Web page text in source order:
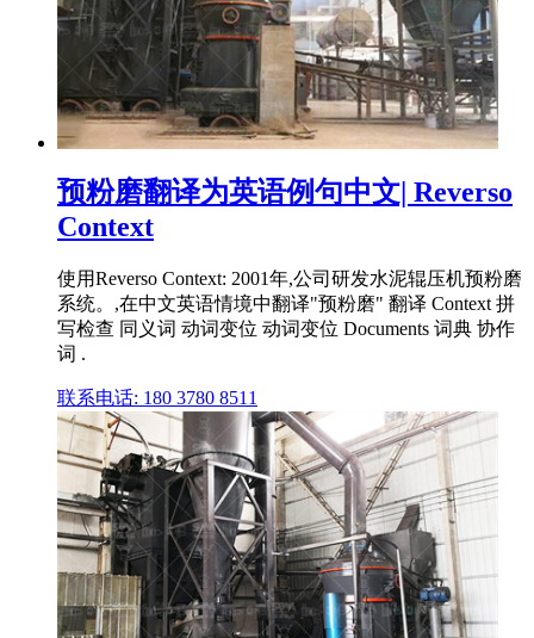
预粉磨翻译为英语例句中文| Reverso
Context
使用Reverso Context: 2001年,公司研发水泥辊压机预粉磨
系统。,在中文英语情境中翻译"预粉磨" 翻译 Context 拼
写检查 同义词 动词变位 动词变位 Documents 词典 协作
词 .
联系电话: 180 3780 8511